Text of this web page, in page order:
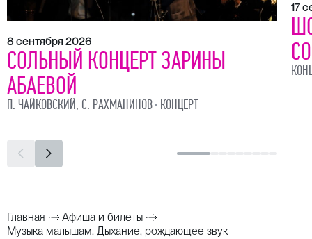
8 сентября 2026
СОЛЬНЫЙ КОНЦЕРТ ЗАРИНЫ
АБАЕВОЙ
П. ЧАЙКОВСКИЙ, С. РАХМАНИНОВ КОНЦЕРТ
17
Главная
Афиша и билеты
Музыка малышам. Дыхание, рождающее звук